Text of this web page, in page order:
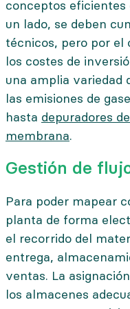
conceptos
un lado, se deben
técnicos, pero por el
los costes de
una amplia variedad
las emisiones de
hasta depuradores
membrana.
Gestión de
Para poder mapear
planta de forma
el recorrido del
entrega,
ventas. La
los almacenes